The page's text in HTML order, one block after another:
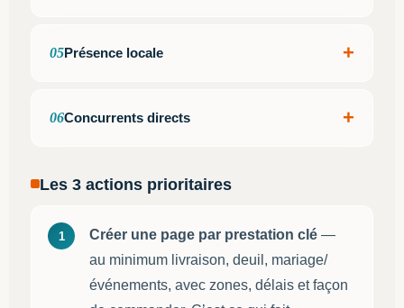
05Présence locale +
06Concurrents directs +
Les 3 actions prioritaires
1 Créer une page par prestation clé —
au minimum livraison, deuil, mariage/
événements, avec zones, délais et façon